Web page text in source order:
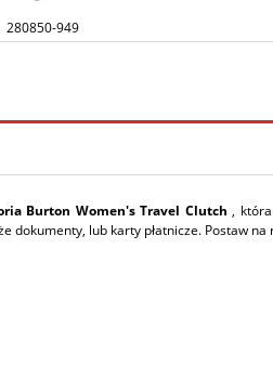
280850-949
Burton Women's Travel Clutch,
lub karty płatnicze. Postaw